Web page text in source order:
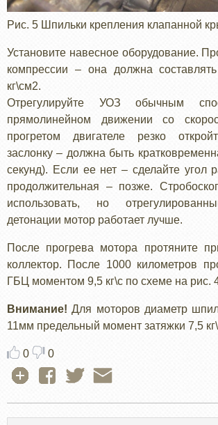
Рис. 5 Шпильки крепления клапанной
Установите навесное оборудование.
компрессии – она должна
кг\см2.
Отрегулируйте УОЗ обычным
прямолинейном движении со
прогретом двигателе резко
заслонку – должна быть
секунд). Если ее нет – сделайте угол
продолжительная – позже.
использовать, но
детонации мотор работает лучше.
После прогрева мотора протяните
коллектор. После 1000 километров
ГБЦ моментом 9,5 кг\с по схеме на рис.
Внимание! Для моторов диаметр
11мм предельный момент затяжки 7,5
0 0